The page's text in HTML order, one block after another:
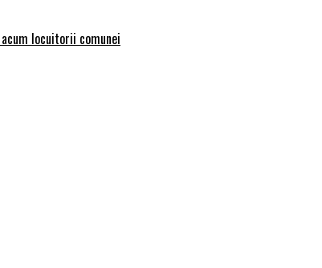
locuitorii comunei